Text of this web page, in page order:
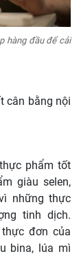
hàng đầu để cải
cân bằng nội
phẩm tốt
giàu selen,
những thực
tinh dịch.
đơn của
bina, lúa mì